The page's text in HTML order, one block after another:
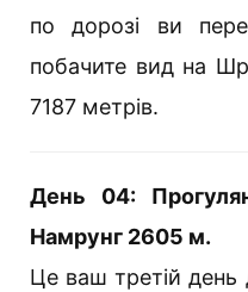
по дорозі ви
побачите вид на
7187 метрів.
День 04:
Намрунг 2605 м.
Це ваш третій день